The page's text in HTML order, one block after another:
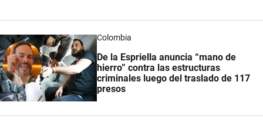
Colombia
De la Espriella anuncia “mano de
hierro” contra las estructuras
criminales luego del traslado de 117
presos